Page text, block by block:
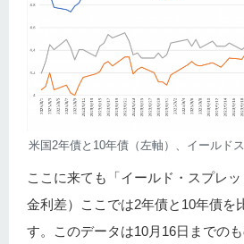
米国2年債と10年債（左軸）、イールド
ここに来ても「イールド・スプレ
金利差）ここでは2年債と10年債を
す。このデータは10月16日までの